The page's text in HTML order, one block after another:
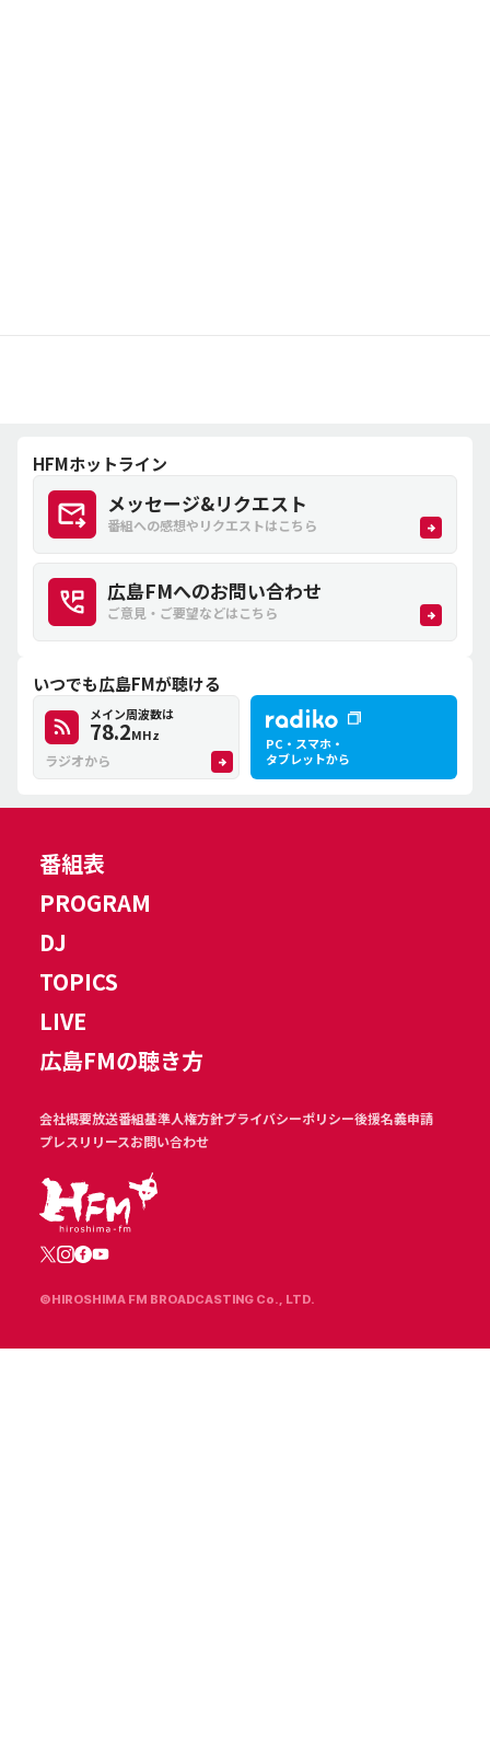
HFMホットライン
メッセージ&リクエスト
番組への感想やリクエストはこちら
広島FMへのお問い合わせ
ご意見・ご要望などはこちら
いつでも広島FMが聴ける
メイン周波数は
78.2MHz
ラジオから
PC・スマホ・
タブレットから
番組表
PROGRAM
DJ
TOPICS
LIVE
広島FMの聴き方
会社概要放送番組基準人権方針プライバシーポリシー後援名義申請
プレスリリースお問い合わせ
©HIROSHIMA FM BROADCASTING Co., LTD.